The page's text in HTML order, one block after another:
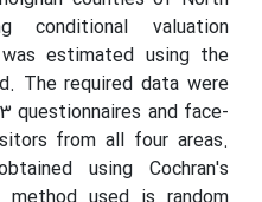
conditional valuation
estimated using the
The required data were
questionnaires and face-
from all four areas.
using Cochran's